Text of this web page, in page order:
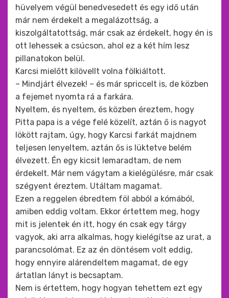
hüvelyem végül benedvesedett és egy idő után
már nem érdekelt a megalázottság, a
kiszolgáltatottság, már csak az érdekelt, hogy én is
ott lehessek a csúcson, ahol ez a két hím lesz
pillanatokon belül.
Karcsi mielőtt kilövellt volna fölkiáltott.
– Mindjárt élvezek! – és már spriccelt is, de közben
a fejemet nyomta rá a farkára.
Nyeltem, és nyeltem, és közben éreztem, hogy
Pitta papa is a vége felé közelít, aztán ő is nagyot
lökött rajtam, úgy, hogy Karcsi farkát majdnem
teljesen lenyeltem, aztán ős is lüktetve belém
élvezett. Én egy kicsit lemaradtam, de nem
érdekelt. Már nem vágytam a kielégülésre, már csak
szégyent éreztem. Utáltam magamat.
Ezen a reggelen ébredtem föl abból a kómából,
amiben eddig voltam. Ekkor értettem meg, hogy
mit is jelentek én itt, hogy én csak egy tárgy
vagyok, aki arra alkalmas, hogy kielégítse az urat, a
parancsolómat. Ez az én döntésem volt eddig,
hogy ennyire alárendeltem magamat, de egy
ártatlan lányt is becsaptam.
Nem is értettem, hogy hogyan tehettem ezt egy